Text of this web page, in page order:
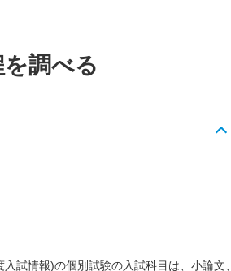
調べる
試情報)の個別試験の入試科目は、小論文、